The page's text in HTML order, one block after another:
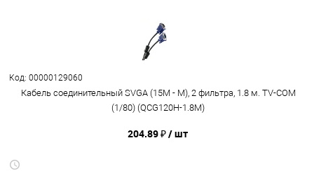
Код: 00000129060
Кабель соединительный SVGA (15M - M), 2 фильтра, 1.8 м. TV-COM
(1/80) (QCG120H-1.8M)
204.89 ₽/ шт